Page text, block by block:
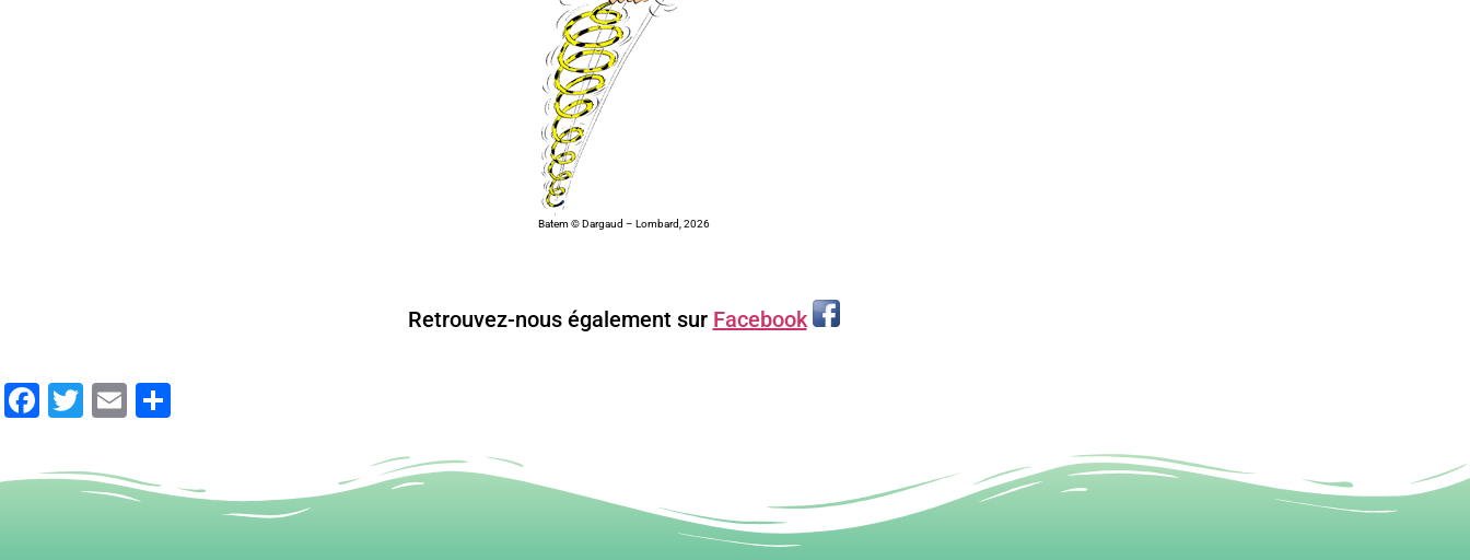
Batem © Dargaud – Lombard, 2026
Retrouvez-nous également sur Facebook
Facebook
Twitter
Email